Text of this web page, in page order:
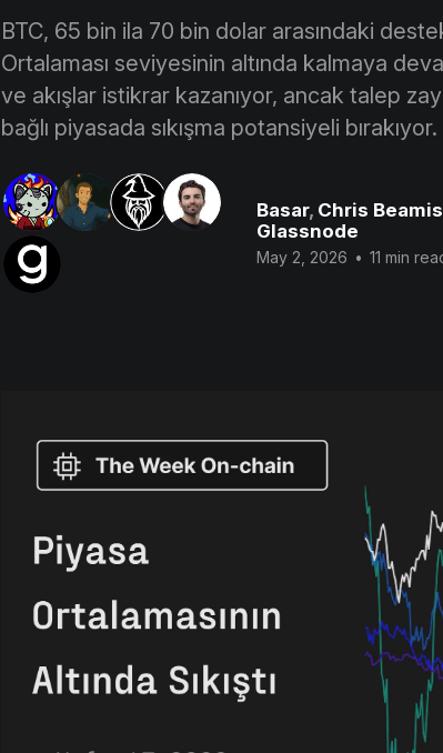
BTC, 65 bin ila 70 bin dolar arasındaki
Ortalaması seviyesinin altında kalmaya
ve akışlar istikrar kazanıyor, ancak talep
bağlı piyasada sıkışma potansiyeli bırakıyor.
Basar, Chris
Glassnode
May 2, 2026 • 11 min